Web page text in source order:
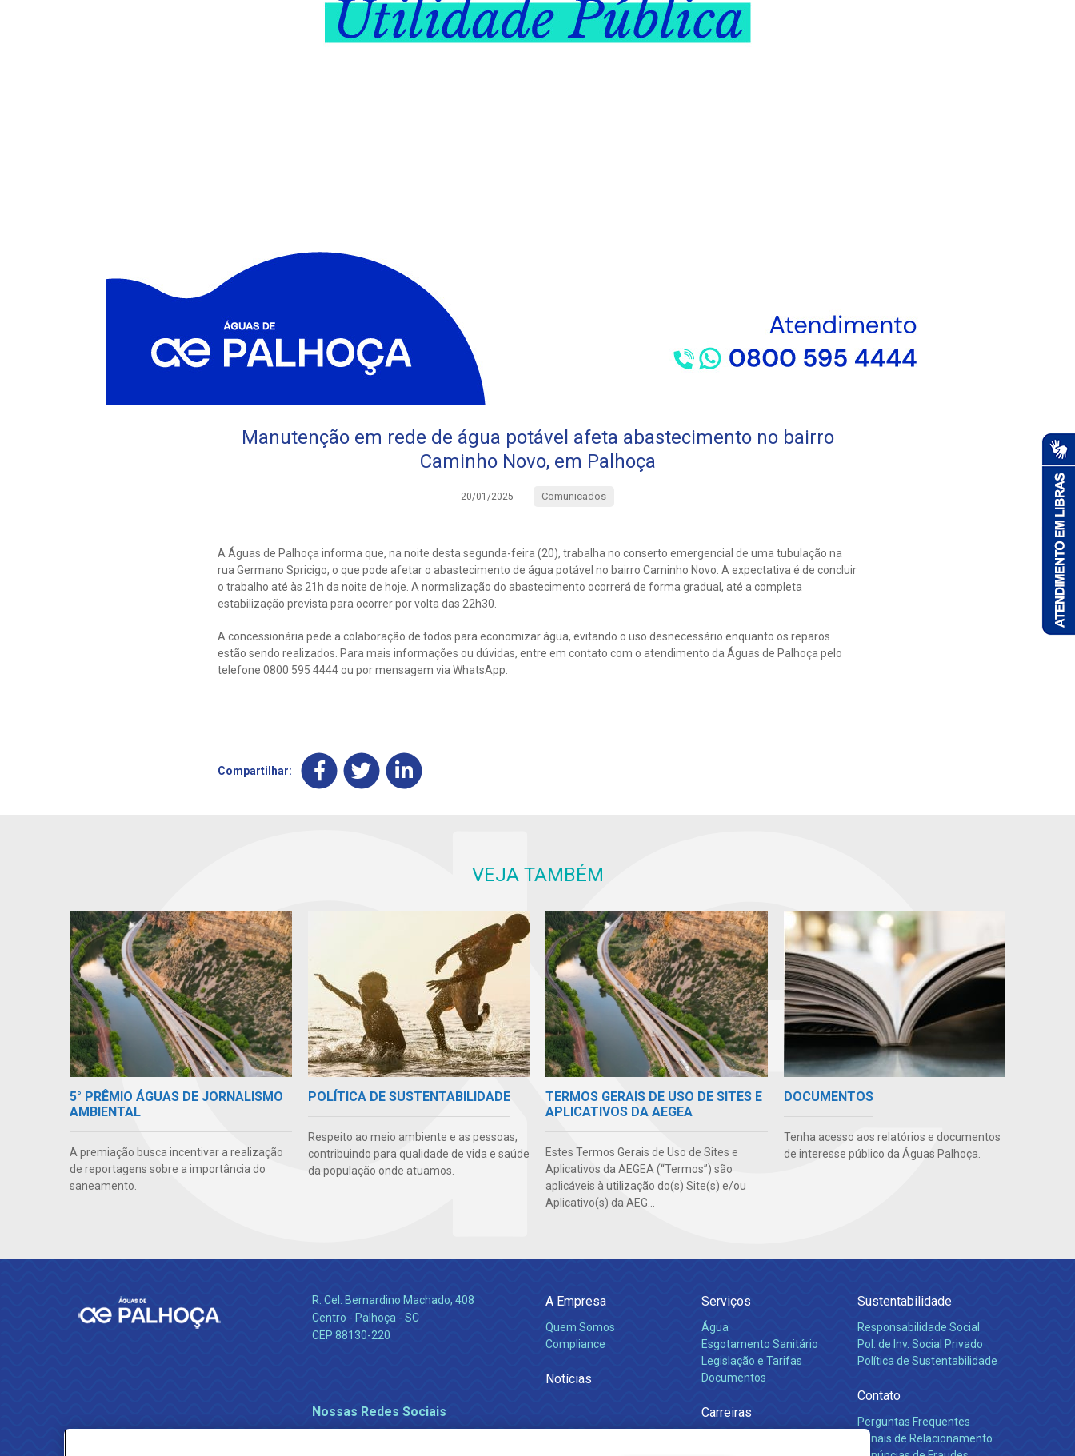
Manutenção em rede de água potável afeta abastecimento no bairro
Caminho Novo, em Palhoça
20/01/2025 Comunicados
A Águas de Palhoça informa que, na noite desta segunda-feira (20), trabalha no conserto emergencial de uma tubulação na
rua Germano Spricigo, o que pode afetar o abastecimento de água potável no bairro Caminho Novo. A expectativa é de concluir
o trabalho até às 21h da noite de hoje. A normalização do abastecimento ocorrerá de forma gradual, até a completa
estabilização prevista para ocorrer por volta das 22h30.
A concessionária pede a colaboração de todos para economizar água, evitando o uso desnecessário enquanto os reparos
estão sendo realizados. Para mais informações ou dúvidas, entre em contato com o atendimento da Águas de Palhoça pelo
telefone 0800 595 4444 ou por mensagem via WhatsApp.
Compartilhar:
VEJA TAMBÉM
5° PRÊMIO ÁGUAS DE JORNALISMO
AMBIENTAL
A premiação busca incentivar a realização
de reportagens sobre a importância do
saneamento.
POLÍTICA DE SUSTENTABILIDADE
Respeito ao meio ambiente e as pessoas,
contribuindo para qualidade de vida e saúde
da população onde atuamos.
TERMOS GERAIS DE USO DE SITES E
APLICATIVOS DA AEGEA
Estes Termos Gerais de Uso de Sites e
Aplicativos da AEGEA (“Termos”) são
aplicáveis à utilização do(s) Site(s) e/ou
Aplicativo(s) da AEG...
DOCUMENTOS
Tenha acesso aos relatórios e documentos
de interesse público da Águas Palhoça.
R. Cel. Bernardino Machado, 408
Centro - Palhoça - SC
CEP 88130-220
Nossas Redes Sociais
A Empresa
Quem Somos
Compliance
Notícias
Serviços
Água
Esgotamento Sanitário
Legislação e Tarifas
Documentos
Carreiras
Sustentabilidade
Responsabilidade Social
Pol. de Inv. Social Privado
Política de Sustentabilidade
Contato
Perguntas Frequentes
Canais de Relacionamento